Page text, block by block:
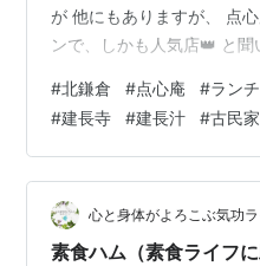
が 他にもありますが、 点
ンで、しかも人気店👑 と
が、 クリンたちの前に６組
は２５分くらい。 （みんな
待つというスタイルでした
が、かえってグ～です👍）
いい・古民家レストランで
すが、 今風に 座敷なのに
#北鎌倉 #点心庵 #ランチ
#建長寺 #建長汁 #古民
心と身体がよろこぶ気功
素食ハム（素食ライフ